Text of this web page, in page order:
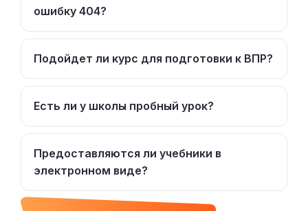
ошибку 404?
Подойдет ли курс для подготовки к ВПР?
Есть ли у школы пробный урок?
Предоставляются ли учебники в
электронном виде?